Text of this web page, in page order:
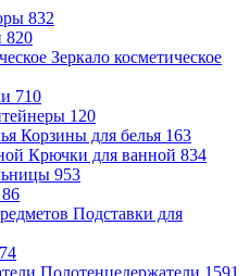
832
820
Зеркало косметическое
710
120
Корзины для белья 163
Крючки для ванной 834
953
86
Подставки для
Полотенцедержатели 1591